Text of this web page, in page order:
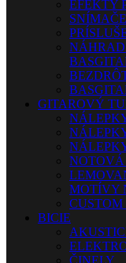
EFEKTY
GITAROVÝ
MOTÍVY
BICIE
ČINELY